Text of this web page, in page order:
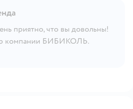
приятно, что вы довольны!
компании БИБИКОЛЬ.